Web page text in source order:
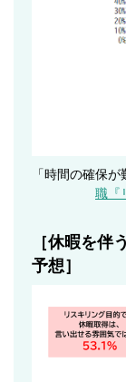
「時間の確保
職『
［休暇を伴
予想］